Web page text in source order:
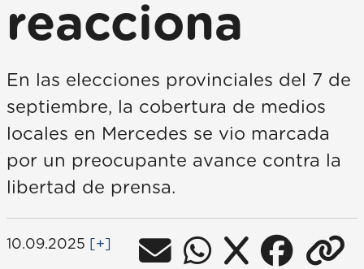
reacciona
En las elecciones provinciales del 7 de
septiembre, la cobertura de medios
locales en Mercedes se vio marcada
por un preocupante avance contra la
libertad de prensa.
10.09.2025 [+]